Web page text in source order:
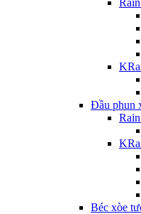
Đầu phun
Béc xòe